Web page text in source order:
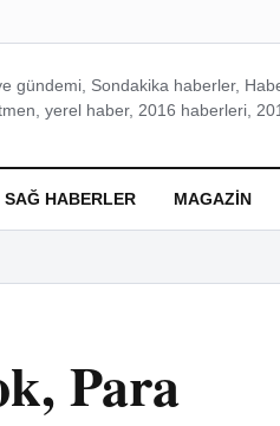
gündemi, Sondakika haberler,
yerel haber, 2016 haberleri,
SAĞ HABERLER MAGAZIN
Para